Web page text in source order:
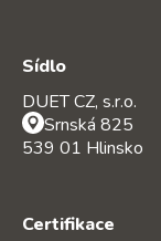
Sídlo
DUET CZ, s.r.o.
Srnská 825
539 01 Hlinsko
Certifikace